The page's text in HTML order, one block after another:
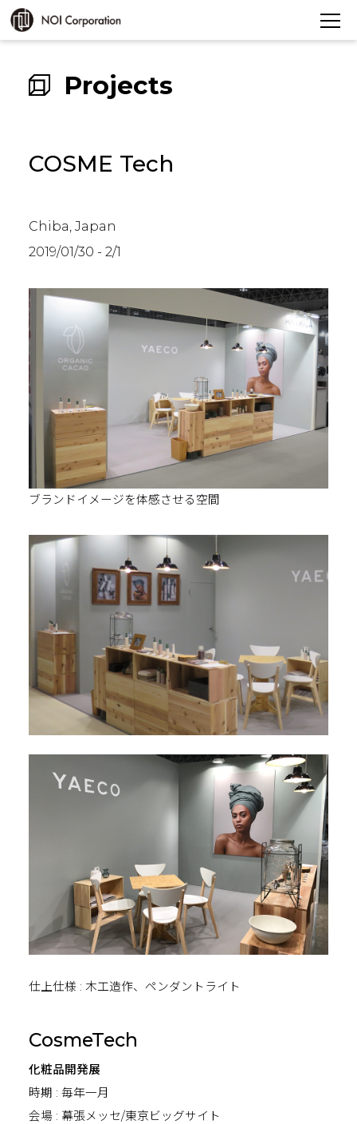
Projects
COSME Tech
Chiba, Japan
2019/01/30 - 2/1
ブランドイメージを体感させる空間
仕上仕様 : 木工造作、ペンダントライト
CosmeTech
化粧品開発展
時期 : 毎年一月
会場 : 幕張メッセ/東京ビッグサイト